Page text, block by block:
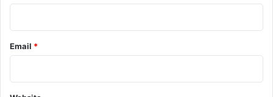
Email *